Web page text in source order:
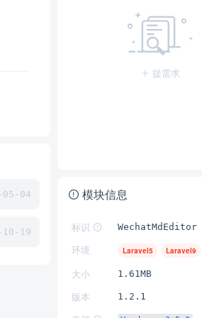
05-04
10-19
提需求
模块信息
标识 WechatMdEditor
环境 Laravel5 Laravel9
大小 1.61MB
版本 1.2.1